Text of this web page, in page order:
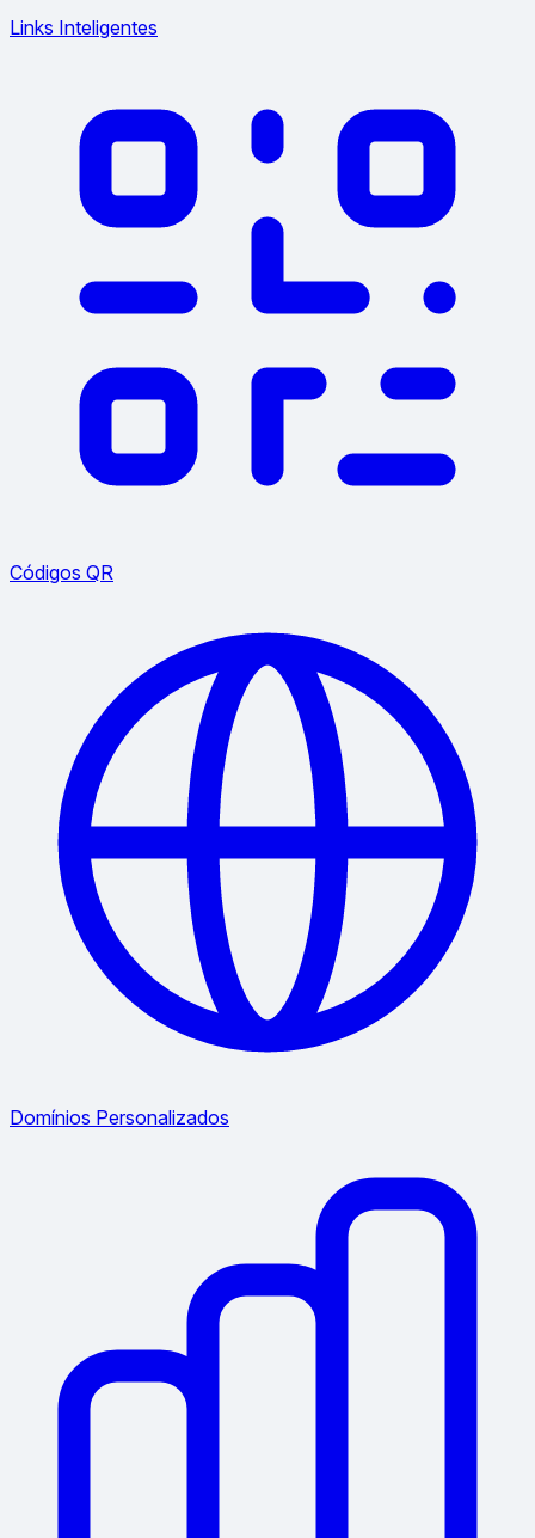
Links Inteligentes
Códigos QR
Domínios Personalizados